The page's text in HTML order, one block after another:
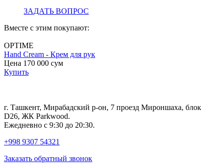
ЗАДАТЬ ВОПРОС
Вместе с этим покупают:
OPTIME
Hand Cream - Крем для рук
Цена 170 000 сум
Купить
г. Ташкент, Мирабадский р-он, 7 проезд Мироншаха, блок
D26, ЖК Раrkwood.
Ежедневно с 9:30 до 20:30.
+998 9307 54321
Заказать обратный звонок